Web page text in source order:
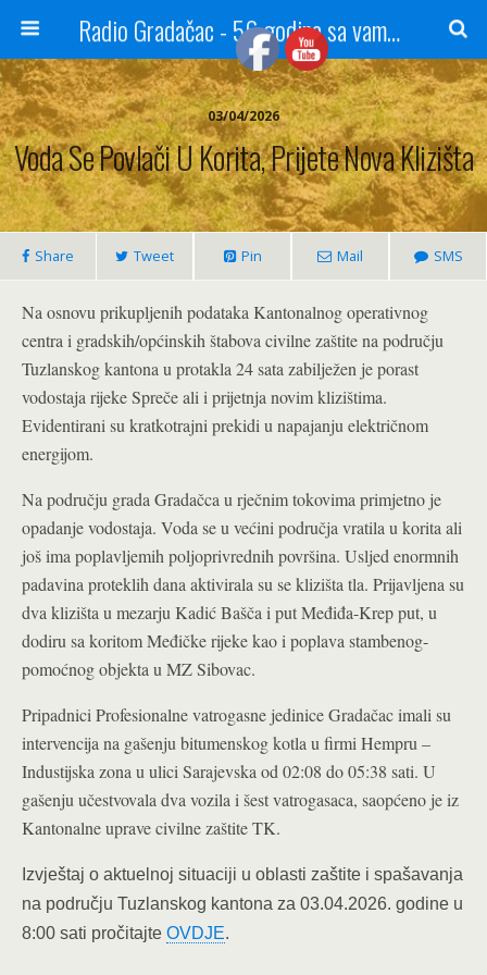
Radio Gradačac - 56 godina sa vama...
03/04/2026
Voda Se Povlači U Korita, Prijete Nova Klizišta
Share Tweet Pin Mail SMS
Na osnovu prikupljenih podataka Kantonalnog operativnog
centra i gradskih/općinskih štabova civilne zaštite na području
Tuzlanskog kantona u protakla 24 sata zabilježen je porast
vodostaja rijeke Spreče ali i prijetnja novim klizištima.
Evidentirani su kratkotrajni prekidi u napajanju električnom
energijom.
Na području grada Gradačca u rječnim tokovima primjetno je
opadanje vodostaja. Voda se u većini područja vratila u korita ali
još ima poplavljemih poljoprivrednih površina. Usljed enormnih
padavina proteklih dana aktivirala su se klizišta tla. Prijavljena su
dva klizišta u mezarju Kadić Bašča i put Međiđa-Krep put, u
dodiru sa koritom Međičke rijeke kao i poplava stambenog-
pomoćnog objekta u MZ Sibovac.
Pripadnici Profesionalne vatrogasne jedinice Gradačac imali su
intervencija na gašenju bitumenskog kotla u firmi Hempru –
Industijska zona u ulici Sarajevska od 02:08 do 05:38 sati. U
gašenju učestvovala dva vozila i šest vatrogasaca, saopćeno je iz
Kantonalne uprave civilne zaštite TK.
Izvještaj o aktuelnoj situaciji u oblasti zaštite i spašavanja
na području Tuzlanskog kantona za 03.04.2026. godine u
8:00 sati pročitajte OVDJE.